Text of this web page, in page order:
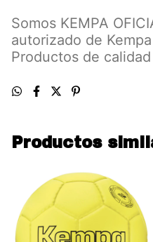
Somos KEMPA
autorizado de
Productos de
Productos